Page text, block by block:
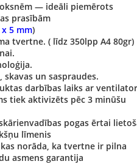
— ideāli piemērots
prasībām
x 5 mm)
tvertne. ( līdz 350lpp A4 80gr)
skavas un saspraudes.
darbības laiks ar
tiek aktivizēts pēc 3 minūšu
pogas ērtai
līmenis
norāda, ka tvertne ir pilna
asmens garantija